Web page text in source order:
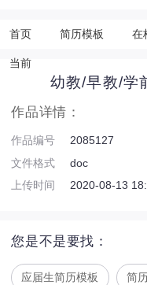
首页 简历模板 在
当前
作品详情：
作品编号 2085127
文件格式
doc
上传时间
2020-08-13
您是不是要找：
应届生简历模板 简